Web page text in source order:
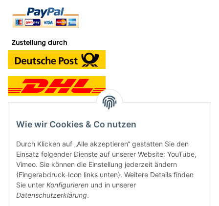
Neben dem Onlineshop haben wir ein Ladengeschäft in Hütten:
Frontline Games
Färbereiweg 3A
24358 Hütten
Wie wir Cookies & Co nutzen
Durch Klicken auf „Alle akzeptieren“ gestatten Sie den
Einsatz folgender Dienste auf unserer Website: YouTube,
Vimeo. Sie können die Einstellung jederzeit ändern
(Fingerabdruck-Icon links unten). Weitere Details finden
Sie unter Konfigurieren und in unserer
Datenschutzerklärung.